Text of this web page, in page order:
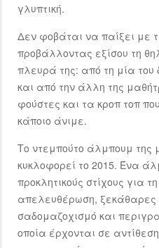
γλυπτική.
Δεν φοβάται να παίξει με
προβάλλοντας εξίσου τη
πλευρά της: από τη μία του
και από την άλλη της
φούστες και τα κροπ τοπ
κάποιο άνιμε.
Το ντεμπούτο άλμπουμ της
κυκλοφορεί το 2015. Ένα
προκλητικούς στίχους για
απελευθέρωση,
σαδομαζοχισμό και
οποία έρχονται σε